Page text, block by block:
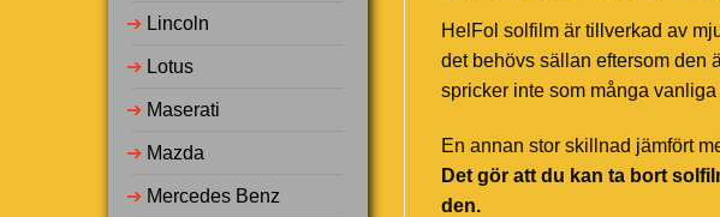
➔ Lincoln
➔ Lotus
➔ Maserati
➔ Mazda
➔ Mercedes Benz
HelFol solfilm är tillverkad av
det behövs sällan eftersom den
spricker inte som många vanliga
En annan stor skillnad jämfört
Det gör att du kan ta bort
den.